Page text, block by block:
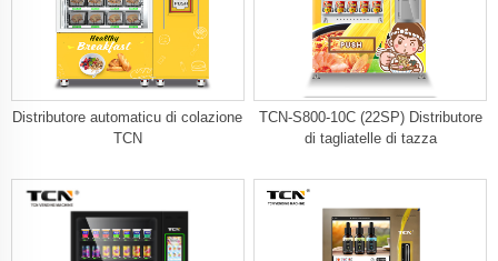
Distributore automaticu di colazione
TCN
TCN-S800-10C (22SP) Distributore
di tagliatelle di tazza